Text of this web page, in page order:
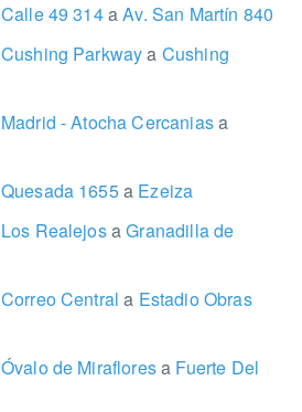
Calle 49 314aAv. San Martín 840
Cushing Parkwaya Cushing
Madrid - Atocha Cercaniasa
Quesada 1655a Ezeiza
Los RealejosaGranadilla de
Correo Centrala Estadio Obras
Óvalo de Mirafloresa Fuerte Del